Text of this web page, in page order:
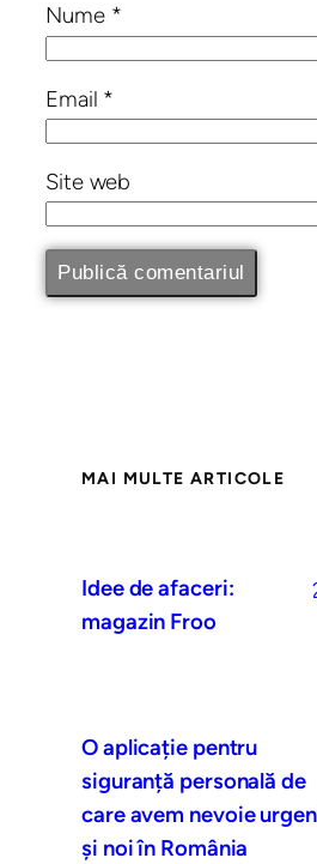
Nume *
Email *
Site web
MAI MULTE ARTICOLE
Idee de afaceri:
magazin Froo
O aplicație pentru
siguranță personală de
care avem nevoie
și noi în România